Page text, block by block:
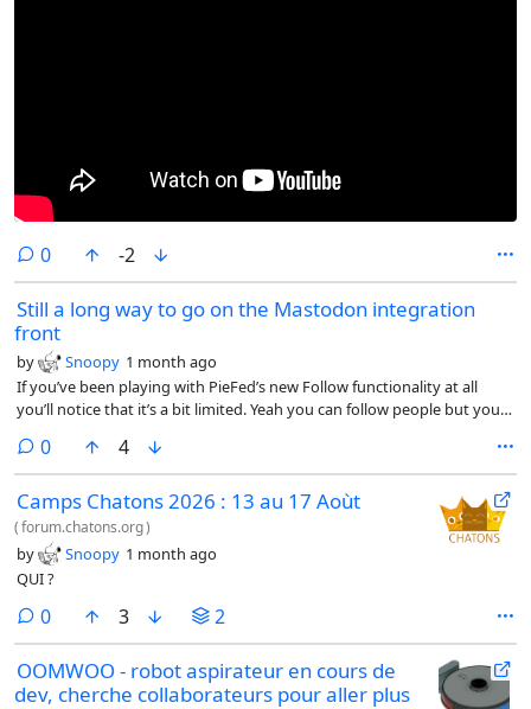
0comments
-2
Still a long way to go on the Mastodon integration
front
by Snoopy 1 month ago
If you’ve been playing with PieFed’s new Follow functionality at all
you’ll notice that it’s a bit limited. Yeah you can follow people but you
is really not very big.
0comments
4
Camps Chatons 2026 : 13 au 17 Aoùt
(forum.chatons.org)
by Snoopy 1 month ago
QUI ?
0comments
3 2
OOMWOO - robot aspirateur en cours de
dev, cherche collaborateurs pour aller plus